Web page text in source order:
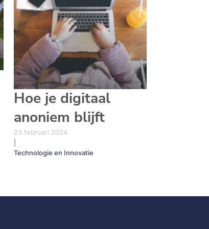
Hoe je digitaal
anoniem blijft
23 februari 2024
Technologie en Innovatie